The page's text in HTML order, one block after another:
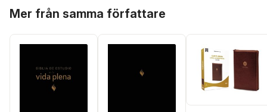
Mer från samma författare